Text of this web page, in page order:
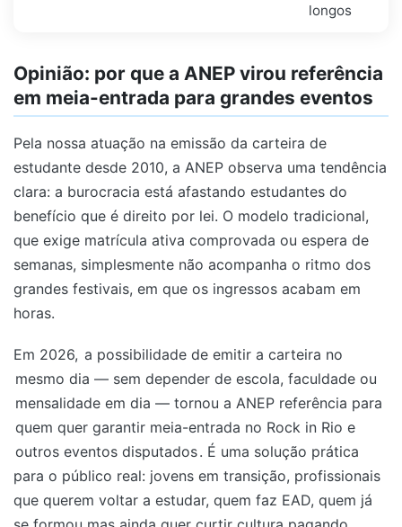
longos
Opinião: por que a ANEP virou referência
em meia-entrada para grandes eventos
Pela nossa atuação na emissão da carteira de
estudante desde 2010, a ANEP observa uma tendência
clara: a burocracia está afastando estudantes do
benefício que é direito por lei. O modelo tradicional,
que exige matrícula ativa comprovada ou espera de
semanas, simplesmente não acompanha o ritmo dos
grandes festivais, em que os ingressos acabam em
horas.
Em 2026, a possibilidade de emitir a carteira no
mesmo dia — sem depender de escola, faculdade ou
mensalidade em dia — tornou a ANEP referência para
quem quer garantir meia-entrada no Rock in Rio e
outros eventos disputados. É uma solução prática
para o público real: jovens em transição, profissionais
que querem voltar a estudar, quem faz EAD, quem já